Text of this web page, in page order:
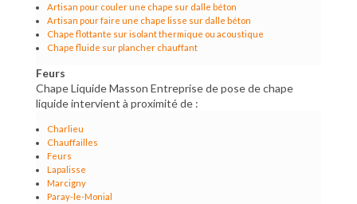
Artisan pour couler une chape sur dalle béton
Artisan pour faire une chape lisse sur dalle béton
Chape flottante sur isolant thermique ou acoustique
Chape fluide sur plancher chauffant
Feurs
Chape Liquide Masson Entreprise de pose de chape
liquide intervient à proximité de :
Charlieu
Chauffailles
Feurs
Lapalisse
Marcigny
Paray-le-Monial